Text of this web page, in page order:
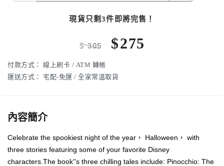
現貨只剩3件即將完售！
$305 $275
付款方式： 線上刷卡 / ATM 轉帳
運送方式：
宅配-免運 / 全家常溫取貨
內容簡介
Celebrate the spookiest night of the year， Halloween， with
three stories featuring some of your favorite Disney
characters.The book''s three chilling tales include: Pinocchio: The